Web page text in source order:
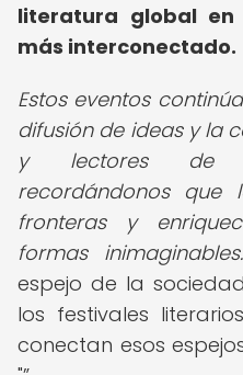
literatura global
más interconectado.
Estos eventos
difusión de ideas y la
y lectores de
recordándonos que
fronteras y
formas inimaginables.
espejo de la
los festivales
conectan esos